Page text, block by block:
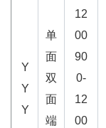
Y
Y
Y
单
面
双
面
端
12
00
90
0-
12
00